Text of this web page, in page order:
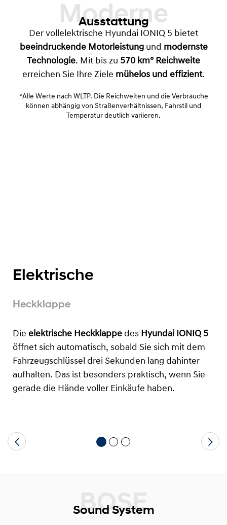
Moderne
Ausstattung
Der vollelektrische Hyundai IONIQ 5 bietet
beeindruckende Motorleistungund modernste
Technologie. Mit bis zu 570 km° Reichweite
erreichen Sie Ihre Ziele mühelos und effizient.
°Alle Werte nach WLTP. Die Reichweiten und die Verbräuche
können abhängig von Straßenverhältnissen, Fahrstil und
Temperatur deutlich variieren.
Elektrische
Heckklappe
Die elektrische Heckklappe des Hyundai IONIQ 5
öffnet sich automatisch, sobald Sie sich mit dem
Fahrzeugschlüssel drei Sekunden lang dahinter
aufhalten. Das ist besonders praktisch, wenn Sie
gerade die Hände voller Einkäufe haben.
Sound System